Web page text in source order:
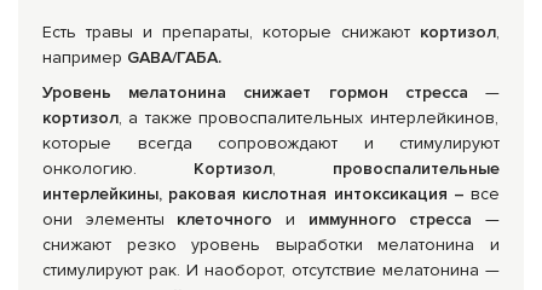
Есть травы и препараты, которые снижают кортизол,
например GABA/ГАБА.
Уровень мелатонина снижает гормон стресса —
кортизол, а также провоспалительных интерлейкинов,
которые всегда сопровождают и стимулируют
онкологию. Кортизол, провоспалительные
интерлейкины, раковая кислотная интоксикация – все
они элементы клеточногои иммунного стресса —
снижают резко уровень выработки мелатонина и
стимулируют рак. И наоборот, отсутствие мелатонина —